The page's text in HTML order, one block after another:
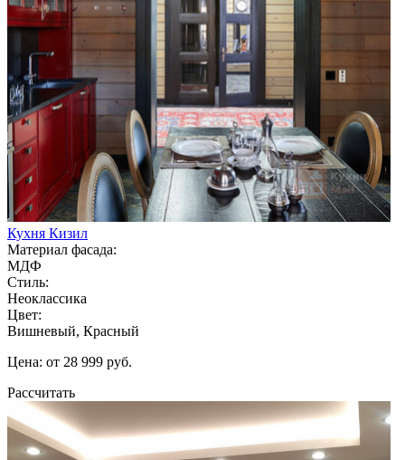
Кухня Кизил
Материал фасада:
МДФ
Стиль:
Неоклассика
Цвет:
Вишневый, Красный
Цена: от 28 999 руб.
Рассчитать